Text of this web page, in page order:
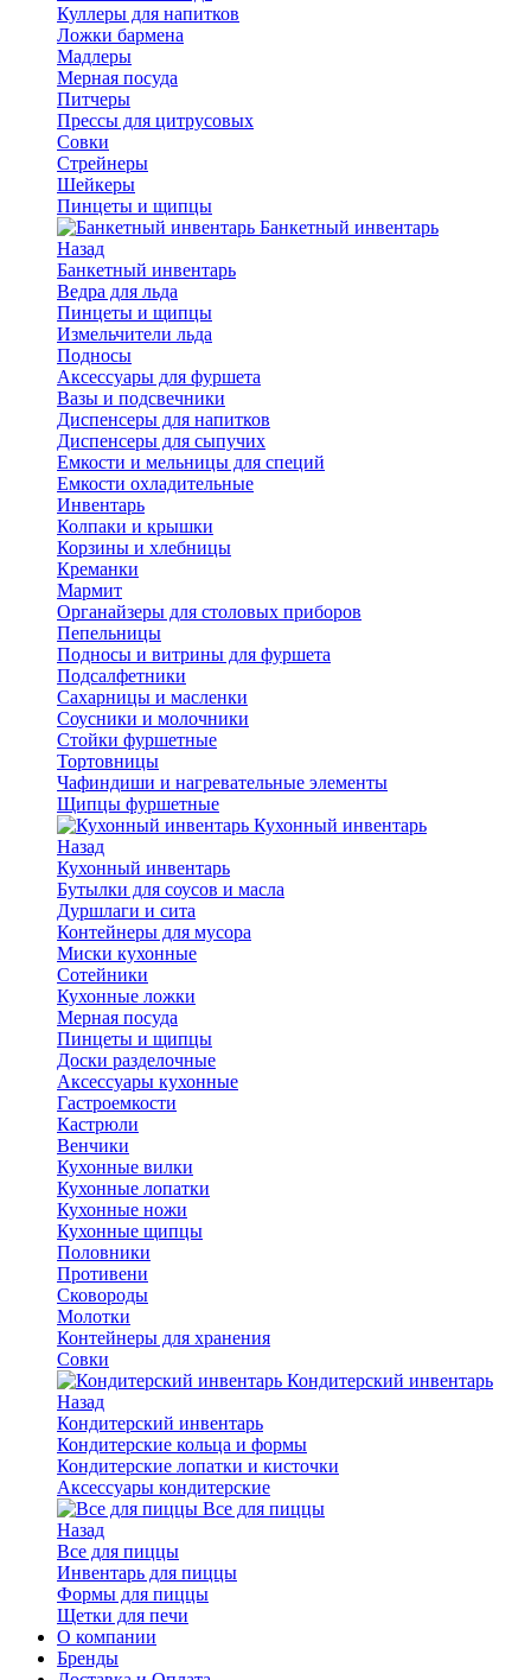
Куллеры для напитков
Ложки бармена
Мадлеры
Мерная посуда
Питчеры
Прессы для цитрусовых
Совки
Стрейнеры
Шейкеры
Пинцеты и щипцы
Банкетный инвентарь
Назад
Банкетный инвентарь
Ведра для льда
Пинцеты и щипцы
Измельчители льда
Подносы
Аксессуары для фуршета
Вазы и подсвечники
Диспенсеры для напитков
Диспенсеры для сыпучих
Емкости и мельницы для специй
Емкости охладительные
Инвентарь
Колпаки и крышки
Корзины и хлебницы
Креманки
Мармит
Органайзеры для столовых приборов
Пепельницы
Подносы и витрины для фуршета
Подсалфетники
Сахарницы и масленки
Соусники и молочники
Стойки фуршетные
Тортовницы
Чафиндиши и нагревательные элементы
Щипцы фуршетные
Кухонный инвентарь
Назад
Кухонный инвентарь
Бутылки для соусов и масла
Дуршлаги и сита
Контейнеры для мусора
Миски кухонные
Сотейники
Кухонные ложки
Мерная посуда
Пинцеты и щипцы
Доски разделочные
Аксессуары кухонные
Гастроемкости
Кастрюли
Венчики
Кухонные вилки
Кухонные лопатки
Кухонные ножи
Кухонные щипцы
Половники
Противени
Сковороды
Молотки
Контейнеры для хранения
Совки
Кондитерский инвентарь
Назад
Кондитерский инвентарь
Кондитерские кольца и формы
Кондитерские лопатки и кисточки
Аксессуары кондитерские
Все для пиццы
Назад
Все для пиццы
Инвентарь для пиццы
Формы для пиццы
Щетки для печи
О компании
Бренды